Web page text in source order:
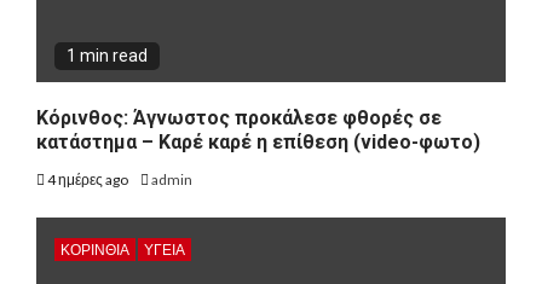
1 min read
Κόρινθος: Άγνωστος προκάλεσε φθορές σε
κατάστημα – Καρέ καρέ η επίθεση (video-φωτο)
4 ημέρες ago admin
ΚΟΡΙΝΘΊΑ ΥΓΕΙΑ